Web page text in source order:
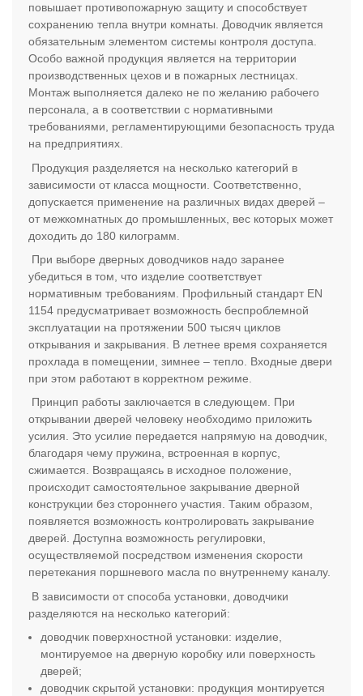
повышает противопожарную защиту и способствует
сохранению тепла внутри комнаты. Доводчик является
обязательным элементом системы контроля доступа.
Особо важной продукция является на территории
производственных цехов и в пожарных лестницах.
Монтаж выполняется далеко не по желанию рабочего
персонала, а в соответствии с нормативными
требованиями, регламентирующими безопасность труда
на предприятиях.
Продукция разделяется на несколько категорий в
зависимости от класса мощности. Соответственно,
допускается применение на различных видах дверей –
от межкомнатных до промышленных, вес которых может
доходить до 180 килограмм.
При выборе дверных доводчиков надо заранее
убедиться в том, что изделие соответствует
нормативным требованиям. Профильный стандарт EN
1154 предусматривает возможность беспроблемной
эксплуатации на протяжении 500 тысяч циклов
открывания и закрывания. В летнее время сохраняется
прохлада в помещении, зимнее – тепло. Входные двери
при этом работают в корректном режиме.
Принцип работы заключается в следующем. При
открывании дверей человеку необходимо приложить
усилия. Это усилие передается напрямую на доводчик,
благодаря чему пружина, встроенная в корпус,
сжимается. Возвращаясь в исходное положение,
происходит самостоятельное закрывание дверной
конструкции без стороннего участия. Таким образом,
появляется возможность контролировать закрывание
дверей. Доступна возможность регулировки,
осуществляемой посредством изменения скорости
перетекания поршневого масла по внутреннему каналу.
В зависимости от способа установки, доводчики
разделяются на несколько категорий:
доводчик поверхностной установки: изделие,
монтируемое на дверную коробку или поверхность
дверей;
доводчик скрытой установки: продукция монтируется